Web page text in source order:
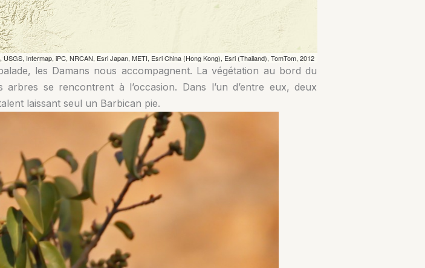
les Damans nous accompagnent. La végétation au bord du
se rencontrent à l’occasion. Dans l’un d’entre eux, deux
laissant seul un Barbican pie.